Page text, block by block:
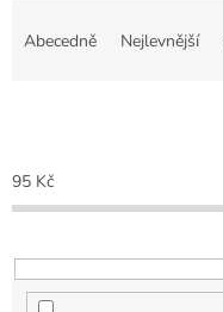
p
r
o
u
Abecedně Nejlevnější
95 Kč